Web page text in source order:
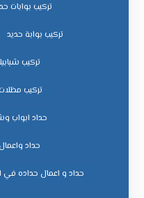
تركيب بوابات
تركيب بوابة حديد
تركيب
تركيب
حداد ابواب
حداد
حداد و اعمال حداده في